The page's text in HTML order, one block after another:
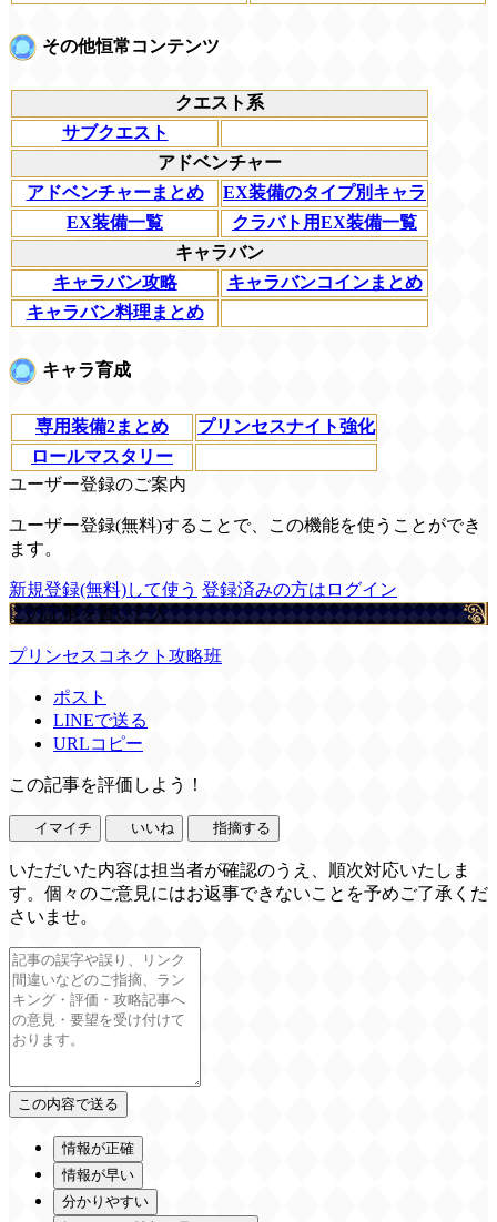
その他恒常コンテンツ
クエスト系
サブクエスト
アドベンチャー
アドベンチャーまとめ
EX装備のタイプ別キャラ
EX装備一覧
クラバト用EX装備一覧
キャラバン
キャラバン攻略
キャラバンコインまとめ
キャラバン料理まとめ
キャラ育成
専用装備2まとめ
プリンセスナイト強化
ロールマスタリー
ユーザー登録のご案内
ユーザー登録(無料)することで、この機能を使うことができ
ます。
新規登録(無料)して使う 登録済みの方はログイン
この記事を書いた人
プリンセスコネクト攻略班
ポスト
LINEで送る
URLコピー
この記事を評価しよう！
イマイチ いいね 指摘する
いただいた内容は担当者が確認のうえ、順次対応いたしま
す。個々のご意見にはお返事できないことを予めご了承くだ
さいませ。
情報が正確
情報が早い
分かりやすい